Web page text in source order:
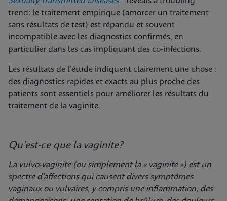
trend: le traitement empirique (amorcer un traitement
sans résultats de test) est répandu et souvent
incompatible avec les diagnostics confirmés, en
particulier dans les cas impliquant des co-infections.
Les résultats de l’étude indiquent clairement une chose :
des diagnostics rapides et exacts au plus proche des
patients sont essentiels pour améliorer les résultats du
traitement de la vaginite.
Qu’est-ce que la vaginite?
La vulvo-vaginite (ou simplement la « vaginite ») est un
spectre d’affections qui causent divers symptômes
vaginaux ou vulvaires, y compris une inflammation, des